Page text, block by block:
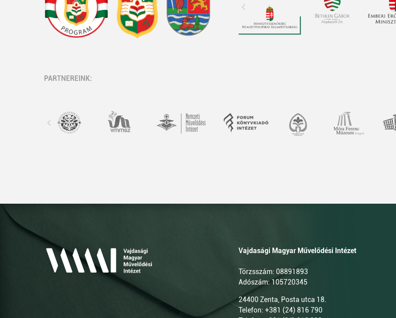
PARTNEREINK:
Vajdasági Magyar Művelődési Intézet
Törzsszám: 08891893
Adószám: 105720345
24400 Zenta, Posta utca 18.
Telefon: +381 (24) 816 790